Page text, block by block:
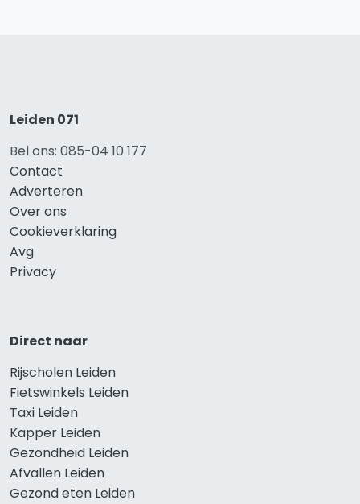
Leiden 071
Bel ons: 085-04 10 177
Contact
Adverteren
Over ons
Cookieverklaring
Avg
Privacy
Direct naar
Rijscholen Leiden
Fietswinkels Leiden
Taxi Leiden
Kapper Leiden
Gezondheid Leiden
Afvallen Leiden
Gezond eten Leiden